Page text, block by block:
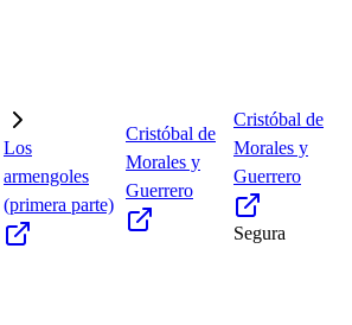
Los
armengoles
(primera parte)
Cristóbal de
Morales y
Guerrero
Cristóbal de
Morales y
Guerrero
Segura